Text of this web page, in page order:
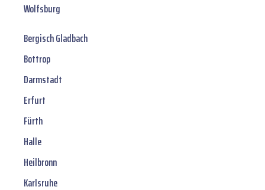
Wolfsburg
Bergisch Gladbach
Bottrop
Darmstadt
Erfurt
Fürth
Halle
Heilbronn
Karlsruhe